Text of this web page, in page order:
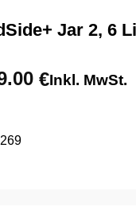
Jar 2, 6
€
€Aktueller
Inkl. MwSt.